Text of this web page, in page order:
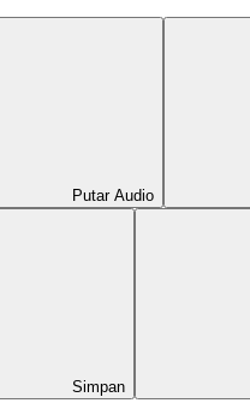
Putar Audio
Simpan